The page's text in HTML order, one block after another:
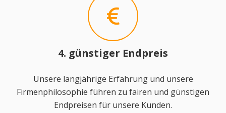
4. günstiger Endpreis
Unsere langjährige Erfahrung und unsere
Firmenphilosophie führen zu fairen und günstigen
Endpreisen für unsere Kunden.